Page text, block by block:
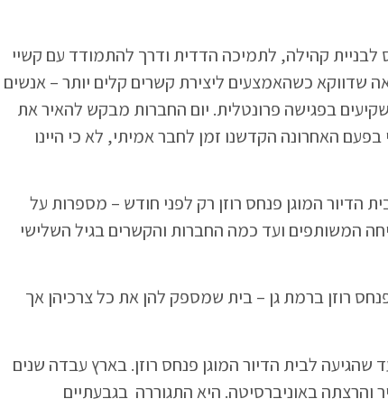
קהילה, לתמיכה הדדית ודרך להתמודד עם קשיי
שדווקא כשהאמצעים ליצירת קשרים קלים יותר – אנשים
בפגישה פרונטלית. יום החברות מבקש להאיר את
האחרונה הקדשנו זמן לחבר אמיתי, לא כי היינו
הדיור המוגן פנחס רוזן רק לפני חודש – מספרות על
המשותפים ועד כמה החברות והקשרים בגיל השלישי
רוזן ברמת גן – בית שמספק להן את כל צרכיהן אך
לבית הדיור המוגן פנחס רוזן. בארץ עבדה שנים
והרצתה באוניברסיטה. היא התגוררה בגבעתיים